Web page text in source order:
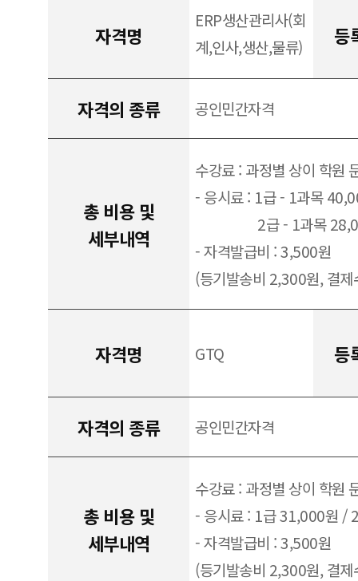
자격명
ERP생산관리사(회
계,인사,생산,물류)
등
자격의 종류 공인민간자격
총 비용 및
세부내역
수강료 : 과정별 상이 학원
- 응시료 : 1급 - 1과목
2급 - 1과목
- 자격발급비 : 3,500원
(등기발송비 2,300원, 결
자격명 GTQ 등
자격의 종류 공인민간자격
총 비용 및
세부내역
수강료 : 과정별 상이 학원
- 응시료 : 1급 31,000원 /
- 자격발급비 : 3,500원
(등기발송비 2,300원, 결